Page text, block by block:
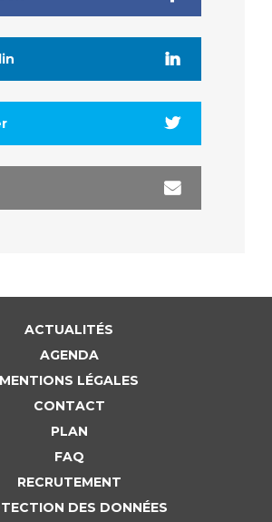
ACTUALITÉS
AGENDA
MENTIONS LÉGALES
CONTACT
PLAN
FAQ
RECRUTEMENT
DES DONNÉES